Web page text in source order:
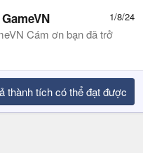
1/8/24
Cám ơn bạn đã trở
thành tích có thể đạt được